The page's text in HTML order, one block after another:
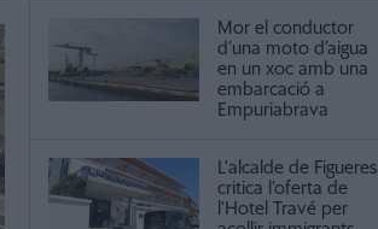
Mor el conductor
d’una moto d’aigua
en un xoc amb una
embarcació a
Empuriabrava
L'alcalde de Figueres
critica l’oferta de
l’Hotel Travé per